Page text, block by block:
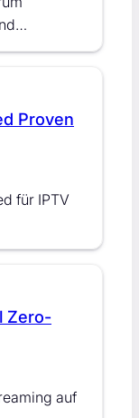
Proven
für IPTV
Zero-
auf